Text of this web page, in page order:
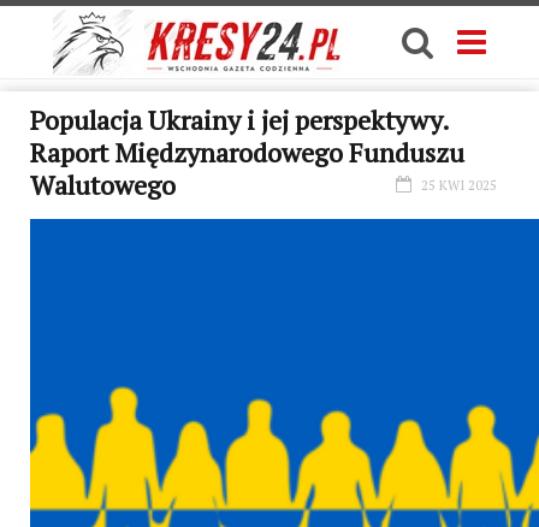
Populacja Ukrainy i jej perspektywy.
Raport Międzynarodowego Funduszu
Walutowego
25 KWI 2025